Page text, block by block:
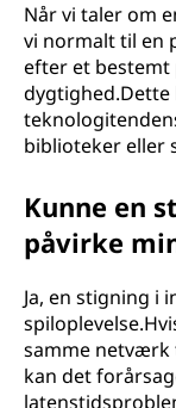
Når vi taler om
vi normalt til en
efter et
dygtighed.Dette
biblioteker eller
Kunne en
påvirke
Ja, en stigning i
samme netværk
kan det